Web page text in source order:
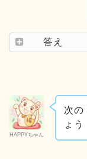
答え
HAPPYちゃん
次の
ょう